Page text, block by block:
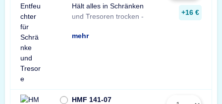
Hält alles in Schränken
und Tresoren trocken -
Praktischer Entfeuchter
aus Naturgranulat für
Tresore und Schränke
gegen Rost, Schimmel
mehr
+16 €
HMF 141-07